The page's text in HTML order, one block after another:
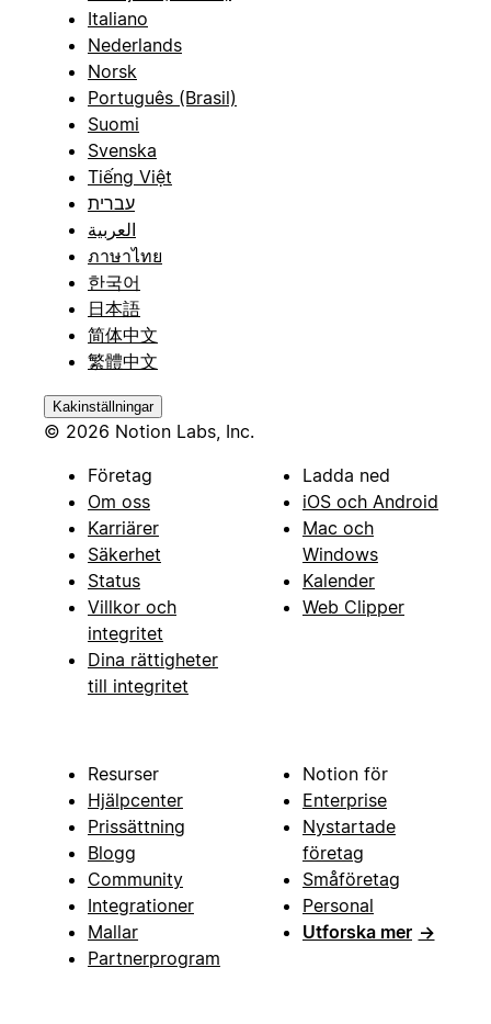
Italiano
Nederlands
Norsk
Português (Brasil)
Suomi
Svenska
Tiếng Việt
עברית
العربية
ภาษาไทย
한국어
日本語
简体中文
繁體中文
Kakinställningar
© 2026 Notion Labs, Inc.
Företag
Om oss
Karriärer
Säkerhet
Status
Villkor och
integritet
Dina rättigheter
till integritet
Ladda ned
iOS och Android
Mac och
Windows
Kalender
Web Clipper
Resurser
Hjälpcenter
Prissättning
Blogg
Community
Integrationer
Mallar
Partnerprogram
Notion för
Enterprise
Nystartade
företag
Småföretag
Personal
Utforska mer →